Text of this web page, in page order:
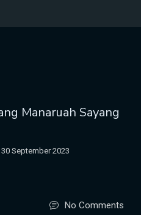
Manaruah Sayang
30 September 2023
No Comments